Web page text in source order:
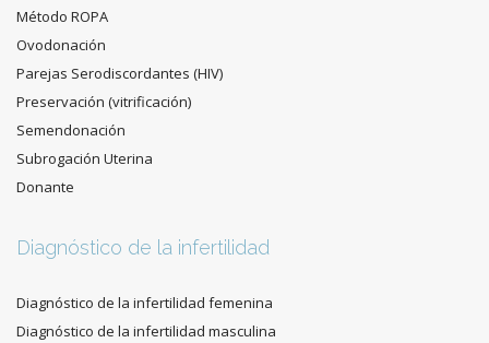
Método ROPA
Ovodonación
Parejas Serodiscordantes (HIV)
Preservación (vitrificación)
Semendonación
Subrogación Uterina
Donante
Diagnóstico de la infertilidad
Diagnóstico de la infertilidad femenina
Diagnóstico de la infertilidad masculina